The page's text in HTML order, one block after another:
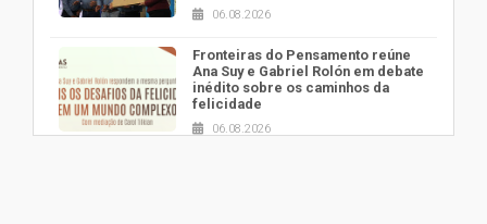
06.08.2026
Fronteiras do Pensamento reúne
Ana Suy e Gabriel Rolón em debate
inédito sobre os caminhos da
felicidade
06.08.2026